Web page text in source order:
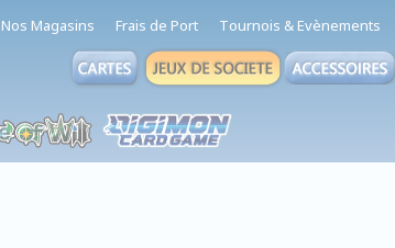
Nos Magasins Frais de Port Tournois & Evènements